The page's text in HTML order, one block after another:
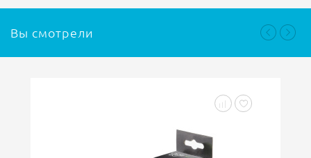
Вы смотрели